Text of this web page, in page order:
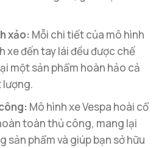
xảo: Mỗi chi tiết của mô hình
xe đến tay lái đều được chế
một sản phẩm hoàn hảo cả
lượng.
Mô hình xe Vespa hoài cổ
toàn thủ công, mang lại
sản phẩm và giúp bạn sở hữu